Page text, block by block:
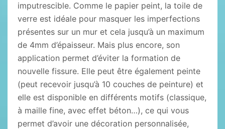
imputrescible. Comme le papier peint, la toile de
verre est idéale pour masquer les imperfections
présentes sur un mur et cela jusqu’à un maximum
de 4mm d’épaisseur. Mais plus encore, son
application permet d’éviter la formation de
nouvelle fissure. Elle peut être également peinte
(peut recevoir jusqu’à 10 couches de peinture) et
elle est disponible en différents motifs (classique,
à maille fine, avec effet béton…), ce qui vous
permet d’avoir une décoration personnalisée,